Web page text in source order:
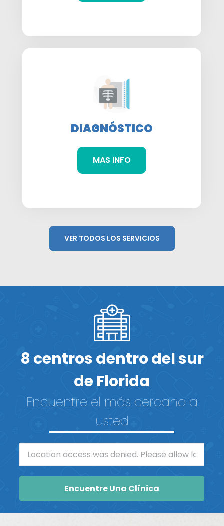
DIAGNÓSTICO
MAS INFO
VER TODOS LOS SERVICIOS
8 centros dentro del sur
de Florida
Encuentre el más cercano a
usted
Enter your address
Encuentre Una Clínica